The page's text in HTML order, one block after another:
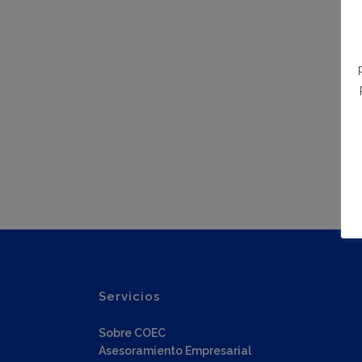
Servicios
Sobre COEC
Asesoramiento Empresarial